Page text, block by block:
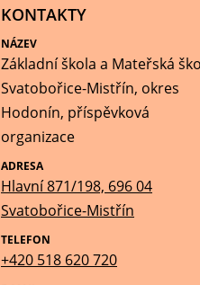
KONTAKTY
NÁZEV
Základní škola a Mateřská
Svatobořice-Mistřín, okres
Hodonín, příspěvková
organizace
ADRESA
Hlavní 871/198, 696 04
Svatobořice-Mistřín
TELEFON
+420 518 620 720